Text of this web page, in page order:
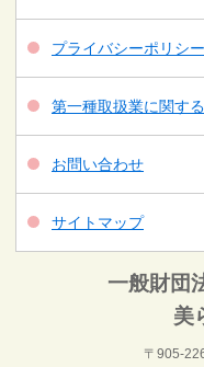
プライバシーポリシー
第一種取扱業に関す
お問い合わせ
サイトマップ
一般財団
美
〒905-